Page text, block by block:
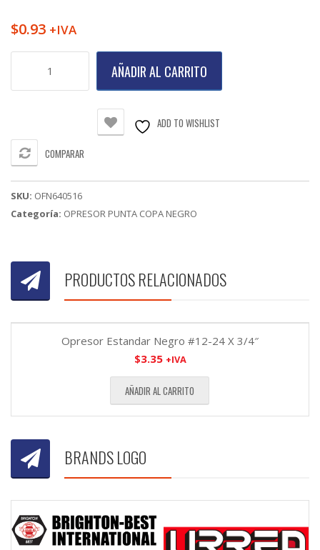
$0.93 +IVA
5/16"
cantidad
AÑADIR AL CARRITO
ADD TO WISHLIST
COMPARAR
SKU: OFN640516
Categoría: OPRESOR PUNTA COPA NEGRO
PRODUCTOS RELACIONADOS
Opresor Estandar Negro #12-24 X 3/4″
$3.35 +IVA
AÑADIR AL CARRITO
BRANDS LOGO